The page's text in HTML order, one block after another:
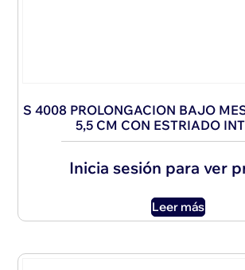
S 4008 PROLONGACION BAJO
5,5 CM CON ESTRIADO
Inicia sesión para ver
Leer más